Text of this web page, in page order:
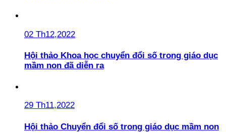
02 Th12,2022
Hội thảo Khoa học chuyển đổi số trong giáo dục
mầm non đã diễn ra
29 Th11,2022
Hội thảo Chuyển đổi số trong giáo dục mầm non